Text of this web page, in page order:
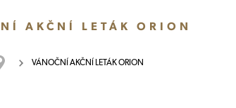
AKČNÍ LETÁK ORION
VÁNOČNÍ AKČNÍ LETÁK ORION